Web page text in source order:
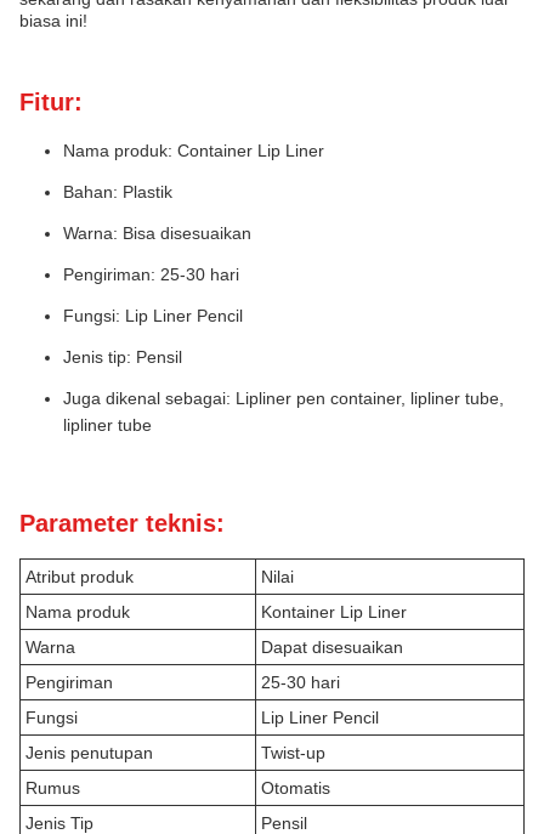
biasa ini!
Fitur:
Nama produk: Container Lip Liner
Bahan: Plastik
Warna: Bisa disesuaikan
Pengiriman: 25-30 hari
Fungsi: Lip Liner Pencil
Jenis tip: Pensil
Juga dikenal sebagai: Lipliner pen container, lipliner tube,
lipliner tube
Parameter teknis:
Atribut produk
Nilai
Nama produk
Kontainer Lip Liner
Warna
Dapat disesuaikan
Pengiriman
25-30 hari
Fungsi
Lip Liner Pencil
Jenis penutupan
Twist-up
Rumus
Otomatis
Jenis Tip
Pensil